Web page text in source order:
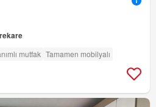
mutfak Tamamen mobilyalı